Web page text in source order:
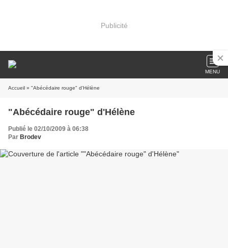
Publicité
MENU
Accueil » "Abécédaire rouge" d'Hélène
"Abécédaire rouge" d'Hélène
Publié le 02/10/2009 à 06:38
Par Brodev